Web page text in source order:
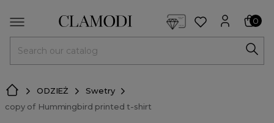
0
ODZIEŻ
Swetry
copy of Hummingbird printed t-shirt